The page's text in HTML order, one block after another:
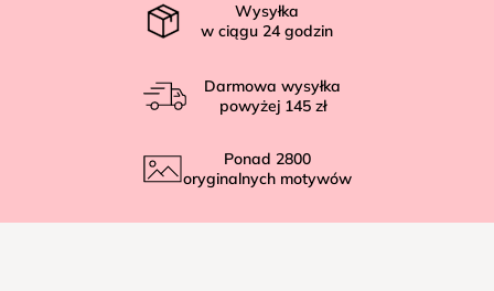
Wysyłka
w ciągu 24 godzin
Darmowa wysyłka
powyżej 145 zł
Ponad 2800
oryginalnych motywów